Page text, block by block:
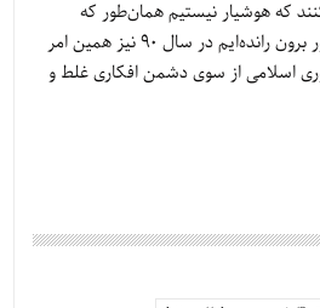
که هوشیار نیستیم همان‌طور که
دشمن را در سال 57 از کشور برون رانده‌ایم در سال 90 نیز همین امر
اسلامی از سوی دشمن افکاری غلط و